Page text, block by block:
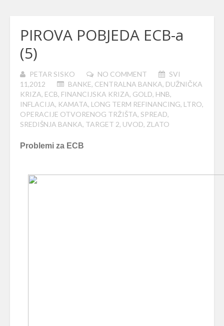
PIROVA POBJEDA ECB-a
(5)
PETAR SISKO NO COMMENT
SVI
11,2012
BANKE, CENTRALNA BANKA, DUŽNIČKA
KRIZA, ECB, FINANCIJSKA KRIZA, GOLD, HNB,
INFLACIJA, KAMATA, LONG TERM REFINANCING, LTRO,
OPERACIJE OTVORENOG TRŽIŠTA, SPREAD,
SREDIŠNJA BANKA, TARGET 2, UVOD, ZLATO
Problemi za ECB